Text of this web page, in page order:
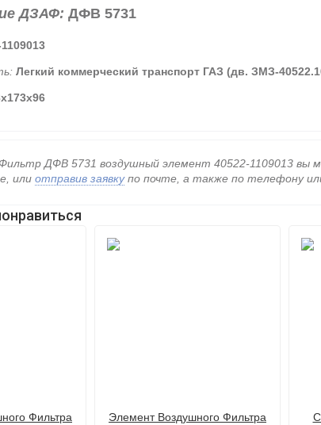
ДЗАФ: ДФВ 5731
Легкий коммерческий транспорт ГАЗ (дв. ЗМЗ-
ДФВ 5731 воздушный элемент 40522-1109013 вы
или отправив заявкупо почте, а также по телефону
Фильтра
Элемент Воздушного Фильтра